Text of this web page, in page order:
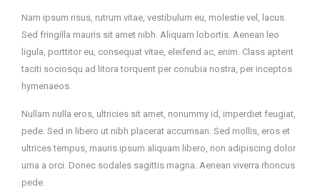
Nam ipsum risus, rutrum vitae, vestibulum eu, molestie vel, lacus.
Sed fringilla mauris sit amet nibh. Aliquam lobortis. Aenean leo
ligula, porttitor eu, consequat vitae, eleifend ac, enim. Class aptent
taciti sociosqu ad litora torquent per conubia nostra, per inceptos
hymenaeos.
Nullam nulla eros, ultricies sit amet, nonummy id, imperdiet feugiat,
pede. Sed in libero ut nibh placerat accumsan. Sed mollis, eros et
ultrices tempus, mauris ipsum aliquam libero, non adipiscing dolor
urna a orci. Donec sodales sagittis magna. Aenean viverra rhoncus
pede.